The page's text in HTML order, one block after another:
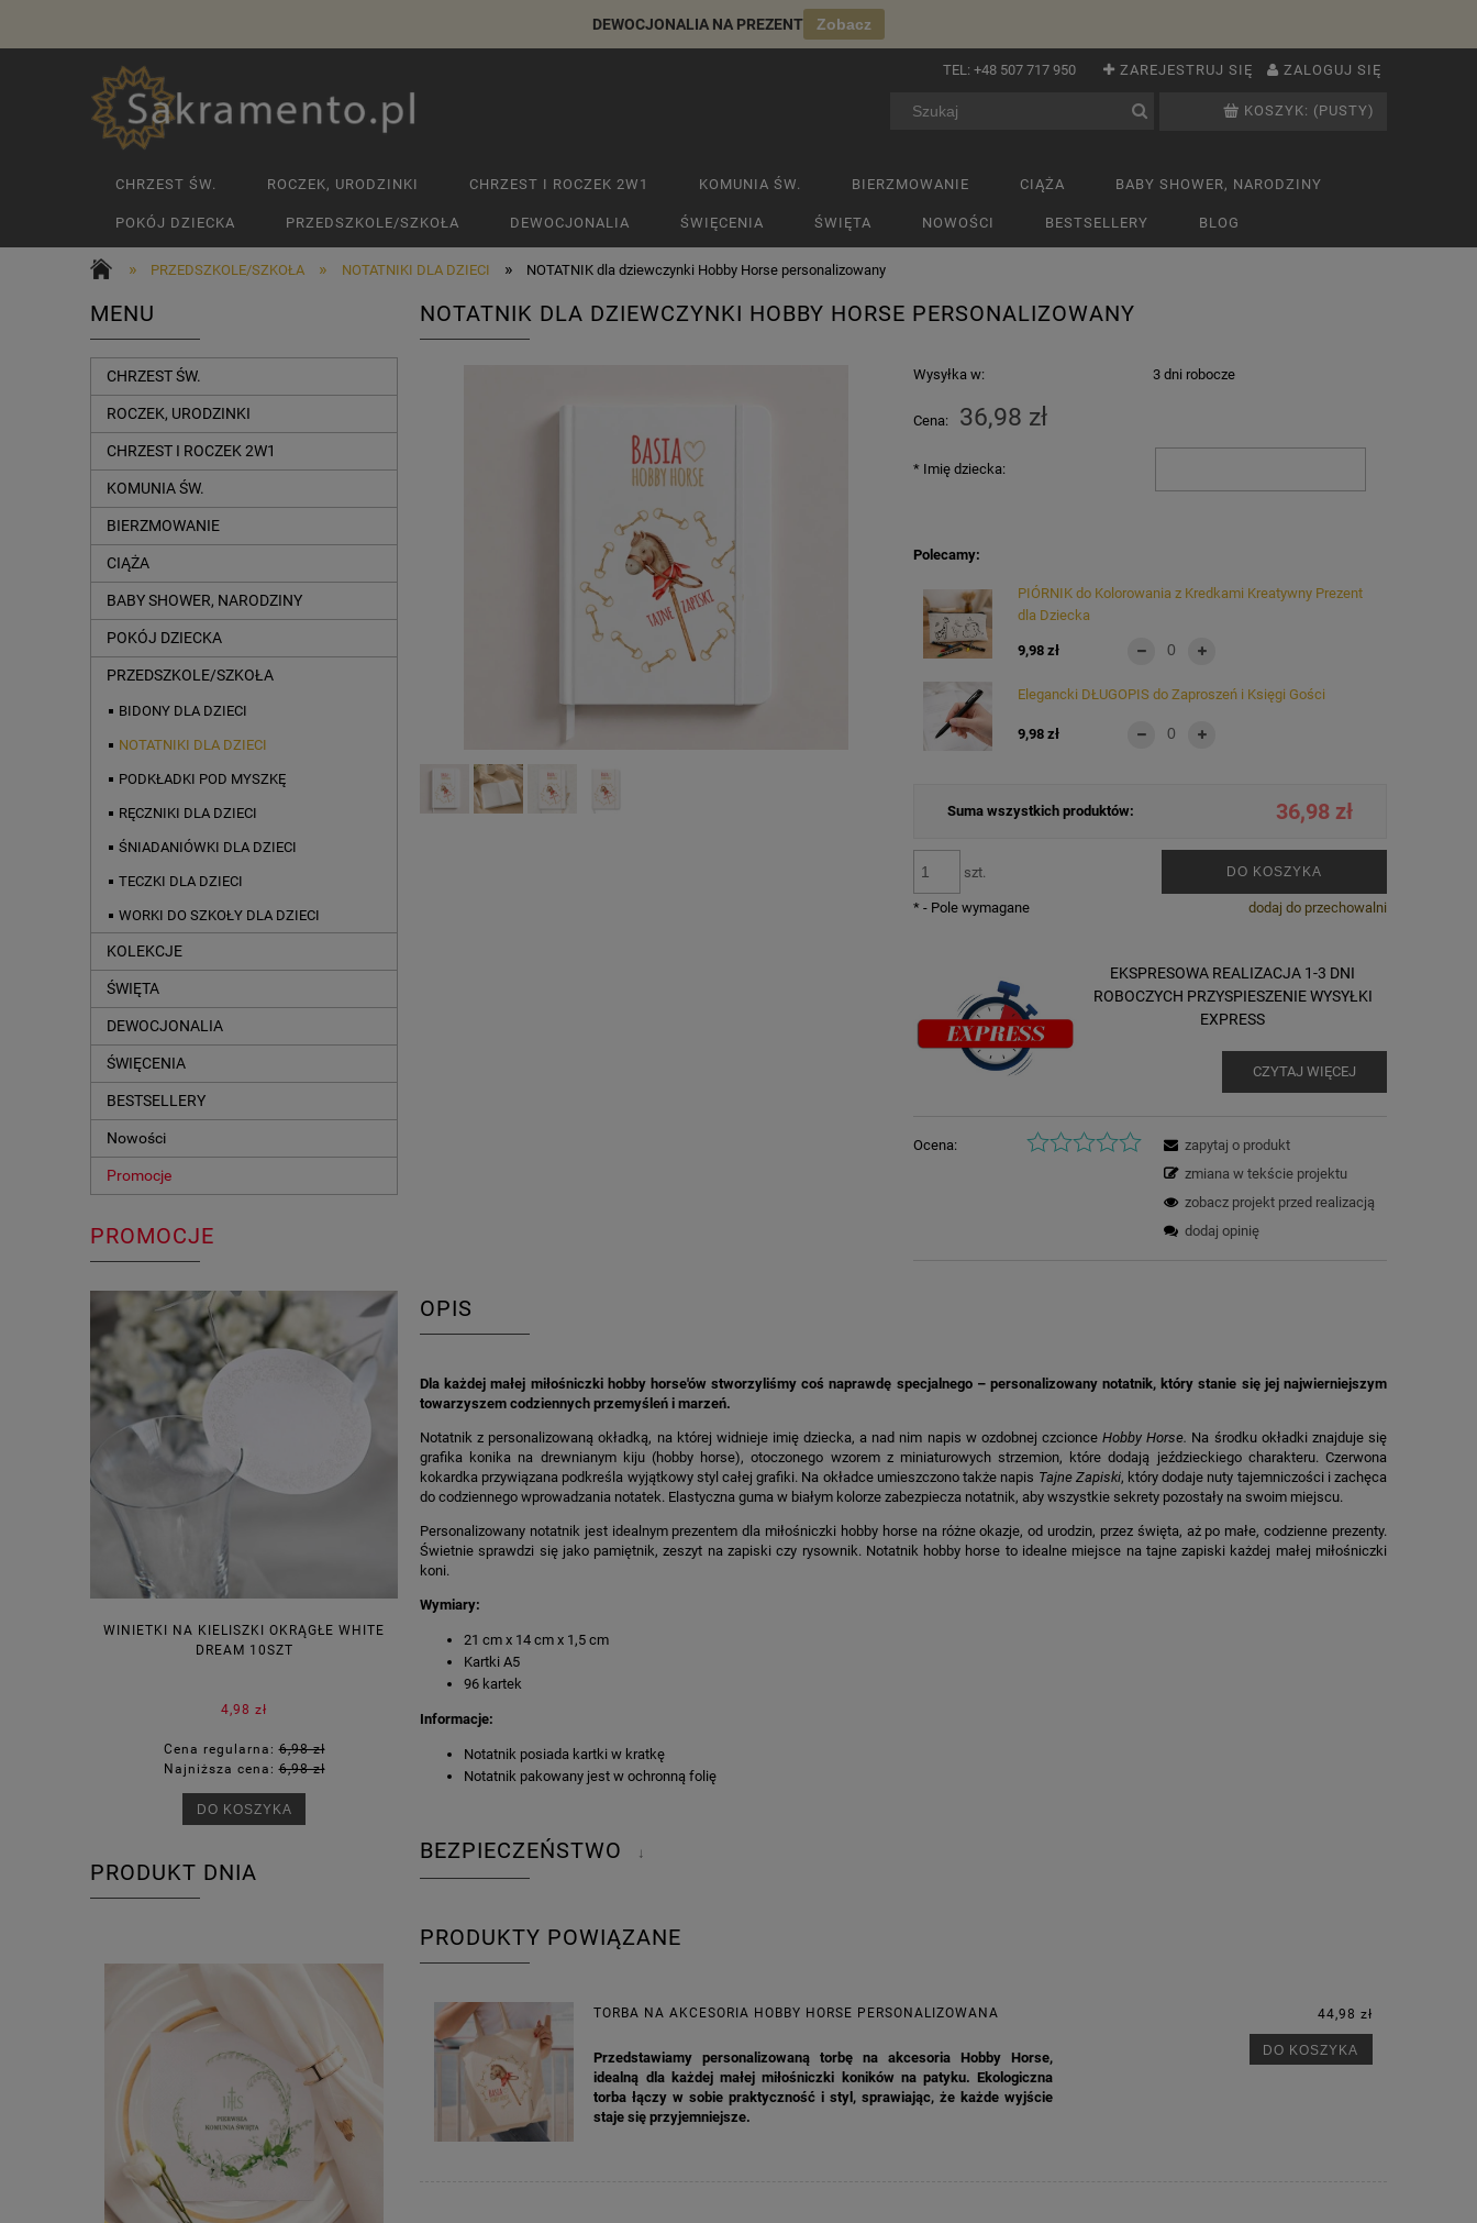
DEWOCJONALIA NA PREZENT Zobacz
ZAREJESTRUJ SIĘ ZALOGUJ SIĘ
TEL: +48 507 717 950
KOSZYK: (PUSTY)
CHRZEST ŚW. ROCZEK, URODZINKI CHRZEST I ROCZEK 2W1 KOMUNIA ŚW. BIERZMOWANIE CIĄŻA BABY SHOWER, NARODZINY
POKÓJ DZIECKA PRZEDSZKOLE/SZKOŁA DEWOCJONALIA ŚWIĘCENIA ŚWIĘTA NOWOŚCI BESTSELLERY BLOG
» PRZEDSZKOLE/SZKOŁA » NOTATNIKI DLA DZIECI » NOTATNIK dla dziewczynki Hobby Horse personalizowany
MENU
CHRZEST ŚW.
ROCZEK, URODZINKI
CHRZEST I ROCZEK 2W1
KOMUNIA ŚW.
BIERZMOWANIE
CIĄŻA
BABY SHOWER, NARODZINY
POKÓJ DZIECKA
PRZEDSZKOLE/SZKOŁA
BIDONY DLA DZIECI
NOTATNIKI DLA DZIECI
PODKŁADKI POD MYSZKĘ
RĘCZNIKI DLA DZIECI
ŚNIADANIÓWKI DLA DZIECI
TECZKI DLA DZIECI
WORKI DO SZKOŁY DLA DZIECI
KOLEKCJE
ŚWIĘTA
DEWOCJONALIA
ŚWIĘCENIA
BESTSELLERY
Nowości
Promocje
PROMOCJE
WINIETKI NA KIELISZKI OKRĄGŁE WHITE
DREAM 10SZT
4,98 zł
Cena regularna:6,98 zł
Najniższa cena:6,98 zł
DO KOSZYKA
KORONKA KWADRAT 10SZT
Cena regularna:9,98 zł
Najniższa cena:
3,00 zł
PRODUKT DNIA
NOTATNIK DLA DZIEWCZYNKI HOBBY HORSE PERSONALIZOWANY
Wysyłka w: 3 dni robocze
Cena: 36,98 zł
* Imię dziecka:
Polecamy:
Elegancki DŁUGOPIS do Zaproszeń i Księgi Gości
9,98 zł
PIÓRNIK do Kolorowania z Kredkami Kreatywny Prezent
dla Dziecka
9,98 zł
Suma wszystkich produktów: 36,98 zł
szt. DO KOSZYKA
dodaj do przechowalni
* - Pole wymagane
EKSPRESOWA REALIZACJA 1-3 DNI
ROBOCZYCH PRZYSPIESZENIE WYSYŁKI
EXPRESS
CZYTAJ WIĘCEJ
Ocena:
zapytaj o produkt
zmiana w tekście projektu
zobacz projekt przed realizacją
dodaj opinię
OPIS
Dla każdej małej miłośniczki hobby horse'ów stworzyliśmy coś naprawdę specjalnego – personalizowany notatnik, który stanie się jej najwierniejszym
towarzyszem codziennych przemyśleń i marzeń.
Notatnik z personalizowaną okładką, na której widnieje imię dziecka, a nad nim napis w ozdobnej czcionceHobby Horse. Na środku okładki znajduje się
grafika konika na drewnianym kiju (hobby horse), otoczonego wzorem z miniaturowych strzemion, które dodają jeździeckiego charakteru. Czerwona
kokardka przywiązana podkreśla wyjątkowy styl całej grafiki. Na okładce umieszczono także napis Tajne Zapiski, który dodaje nuty tajemniczości i zachęca
do codziennego wprowadzania notatek. Elastyczna guma w białym kolorze zabezpiecza notatnik, aby wszystkie sekrety pozostały na swoim miejscu.
Personalizowany notatnik jest idealnym prezentem dla miłośniczki hobby horse na różne okazje, od urodzin, przez święta, aż po małe, codzienne prezenty.
Świetnie sprawdzi się jako pamiętnik, zeszyt na zapiski czy rysownik. Notatnik hobby horse to idealne miejsce na tajne zapiski każdej małej miłośniczki
koni.
Wymiary:
21 cm x 14 cm x 1,5 cm
Kartki A5
96 kartek
Informacje:
Notatnik posiada kartki w kratkę
Notatnik pakowany jest w ochronną folię
BEZPIECZEŃSTWO ↓
PRODUKTY POWIĄZANE
TORBA NA AKCESORIA HOBBY HORSE PERSONALIZOWANA
Przedstawiamy personalizowaną torbę na akcesoria Hobby Horse,
idealną dla każdej małej miłośniczki koników na patyku. Ekologiczna
torba łączy w sobie praktyczność i styl, sprawiając, że każde wyjście
staje się przyjemniejsze.
44,98 zł
DO KOSZYKA